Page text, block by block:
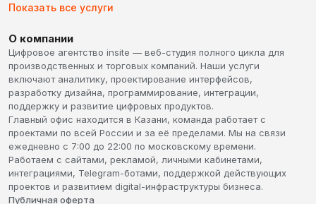
Показать все услуги
О компании
Цифровое агентство insite — веб-студия полного цикла для
производственных и торговых компаний. Наши услуги
включают аналитику, проектирование интерфейсов,
разработку дизайна, программирование, интеграции,
поддержку и развитие цифровых продуктов.
Главный офис находится в Казани, команда работает с
проектами по всей России и за её пределами. Мы на связи
ежедневно с 7:00 до 22:00 по московскому времени.
Работаем с сайтами, рекламой, личными кабинетами,
интеграциями, Telegram-ботами, поддержкой действующих
проектов и развитием digital-инфраструктуры бизнеса.
Публичная оферта